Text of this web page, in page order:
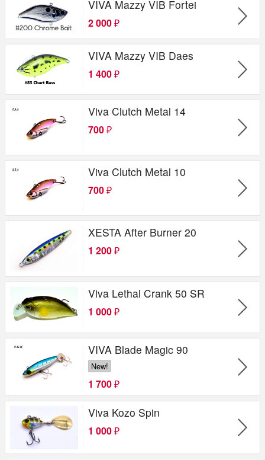
VIVA Mazzy VIB Fortei
2 000 ₽
VIVA Mazzy VIB Daes
1 400 ₽
Viva Clutch Metal 14
700 ₽
Viva Clutch Metal 10
700 ₽
XESTA After Burner 20
1 200 ₽
Viva Lethal Crank 50 SR
1 000 ₽
VIVA Blade Magic 90
New!
1 700 ₽
Viva Kozo Spin
1 000 ₽